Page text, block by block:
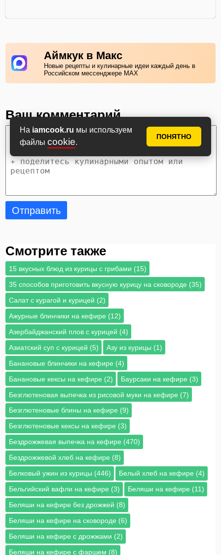
На iamcook.ru мы используем
файлы cookie.
ПОНЯТНО
Аймкук в Макс
Новые рецепты и кулинарные идеи каждый день в
Российском мессенджере MAX
Ваш комментарий
Отправить
Смотрите также
15 вкусных блюд из курицы с грибами (15)
35 способов приготовить вкусную курицу на сковороде (35)
Cалат с курагой и курицей (2)
Ажурные блинчики на кефире (12)
Азербайджанский плов с курицей (4)
Азиатский суп с курицей (5)
Азу из курицы (1)
Банановые блинчики на кефире (4)
Банановые кексы на кефире (2)
Баурсаки на кефире (3)
Безглютеновая выпечка из рисовой муки на кефире (7)
Безглютеновые блины на кефире (9)
Безглютеновые кексы на кефире (3)
Бездрожжевая выпечка на кефире (470)
Бездрожжевой хлеб на кефире (8)
Белковый ужин из курицы (446)
Белый хлеб на кефире (4)
Бельгийский вафли на кефире (3)
Беляши на кефире (11)
Беляши на кефире без дрожжей (8)
Беляши на кефире на сковороде (6)
Беляши на кефире с дрожжами (2)
Беляши на кефире с фаршем (8)